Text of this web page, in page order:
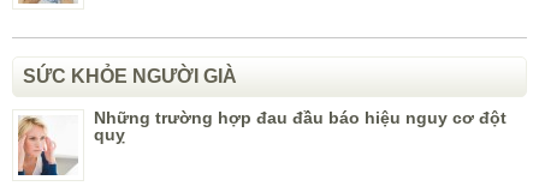
SỨC KHỎE NGƯỜI GIÀ
Những trường hợp đau đầu báo hiệu nguy cơ đột
quỵ